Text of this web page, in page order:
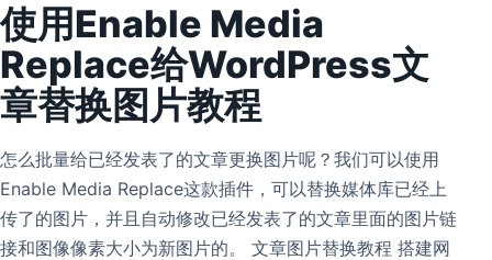
使用Enable Media
Replace给WordPress文
章替换图片教程
怎么批量给已经发表了的文章更换图片呢？我们可以使用
Enable Media Replace这款插件，可以替换媒体库已经上
传了的图片，并且自动修改已经发表了的文章里面的图片链
接和图像像素大小为新图片的。 文章图片替换教程 搭建网